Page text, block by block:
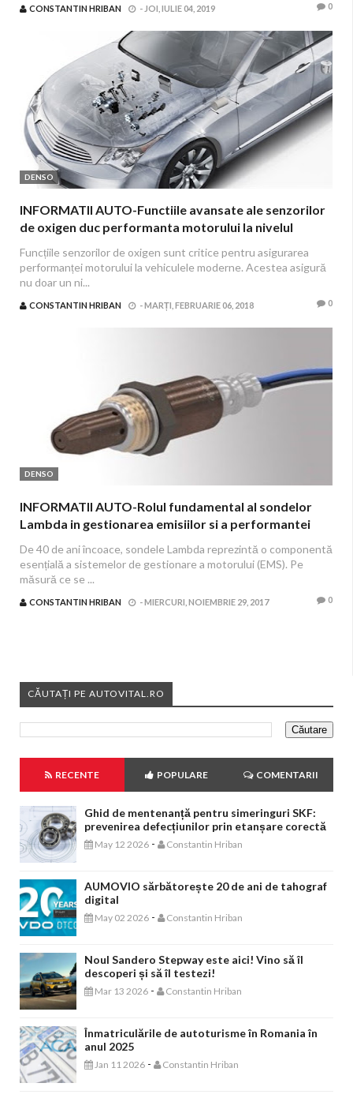
CONSTANTIN HRIBAN - JOI, IULIE 04, 2019 0
DENSO
INFORMATII AUTO-Functiile avansate ale senzorilor
de oxigen duc performanta motorului la nivelul
Funcțiile senzorilor de oxigen sunt critice pentru asigurarea
performanței motorului la vehiculele moderne. Acestea asigură
nu doar un ni...
CONSTANTIN HRIBAN -MARȚI, FEBRUARIE 06, 2018 0
DENSO
INFORMATII AUTO-Rolul fundamental al sondelor
Lambda in gestionarea emisiilor si a performantei
De 40 de ani încoace, sondele Lambda reprezintă o componentă
esențială a sistemelor de gestionare a motorului (EMS). Pe
măsură ce se ...
CONSTANTIN HRIBAN -MIERCURI, NOIEMBRIE 29, 2017 0
CĂUTAȚI PE AUTOVITAL.RO
RECENTE POPULARE COMENTARII
Ghid de mentenanță pentru simeringuri SKF:
prevenirea defecțiunilor prin etanșare corectă
May 12 2026 - Constantin Hriban
AUMOVIO sărbătorește 20 de ani de tahograf
digital
May 02 2026 - Constantin Hriban
Noul Sandero Stepway este aici! Vino să îl
descoperi și să îl testezi!
Mar 13 2026 - Constantin Hriban
Înmatriculările de autoturisme în Romania în
anul 2025
Jan 11 2026 - Constantin Hriban